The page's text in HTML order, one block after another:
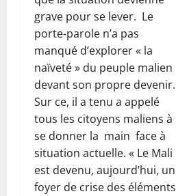
grave pour se lever. Le
porte-parole n’a pas
manqué d’explorer « la
naïveté » du peuple malien
devant son propre devenir.
Sur ce, il a tenu a appelé
tous les citoyens maliens à
se donner la main face à
situation actuelle. « Le Mali
est devenu, aujourd’hui, un
foyer de crise des éléments